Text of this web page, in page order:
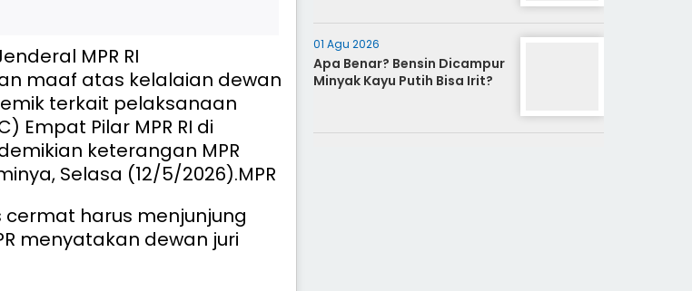
MPR RI
maaf atas kelalaian dewan
terkait pelaksanaan
Empat Pilar MPR RI di
keterangan MPR
Selasa (12/5/2026).MPR
harus menjunjung
menyatakan dewan juri
01 Agu 2026
Apa Benar? Bensin Dicampur
Minyak Kayu Putih Bisa Irit?